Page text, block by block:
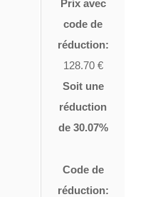
Prix avec
code de
réduction:
128.70 €
Soit une
réduction
de 30.07%
Code de
réduction: